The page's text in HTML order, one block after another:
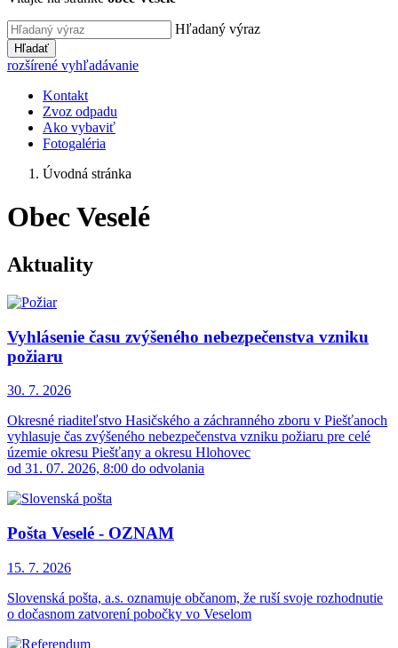
Hľadaný výraz
Hľadať
rozšírené vyhľadávanie
Kontakt
Zvoz odpadu
Ako vybaviť
Fotogaléria
Úvodná stránka
Obec Veselé
Aktuality
Vyhlásenie času zvýšeného nebezpečenstva vzniku
požiaru
30. 7. 2026
Okresné riaditeľstvo Hasičského a záchranného zboru v Piešťanoch
vyhlasuje čas zvýšeného nebezpečenstva vzniku požiaru pre celé
územie okresu Piešťany a okresu Hlohovec
od 31. 07. 2026, 8:00 do odvolania
Pošta Veselé - OZNAM
15. 7. 2026
Slovenská pošta, a.s. oznamuje občanom, že ruší svoje rozhodnutie
o dočasnom zatvorení pobočky vo Veselom